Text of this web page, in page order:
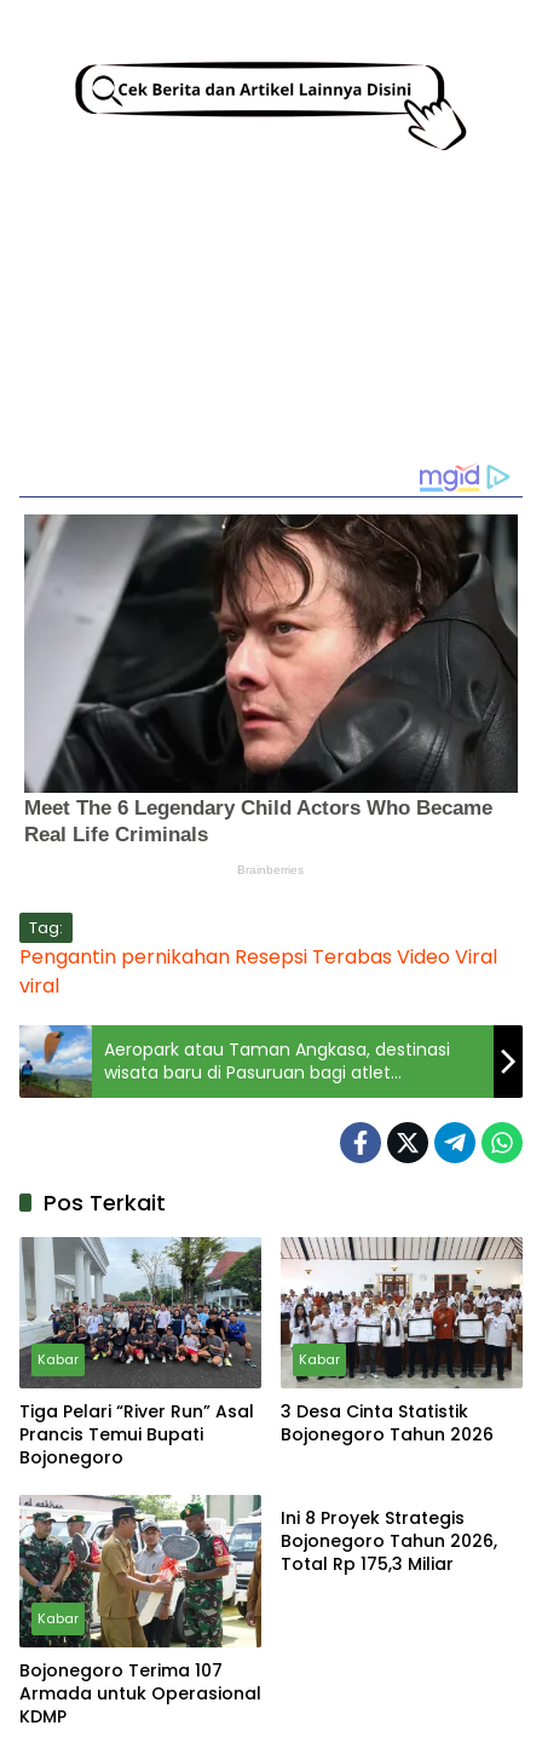
Tag:
Pengantin pernikahan Resepsi TerabasVideo Viral
viral
Aeropark atau Taman Angkasa, destinasi
wisata baru di Pasuruan bagi atlet
paralayang
Pos Terkait
Kabar
Tiga Pelari “River Run” Asal
Prancis Temui Bupati
Bojonegoro
Kabar
3 Desa Cinta Statistik
Bojonegoro Tahun 2026
Kabar
Bojonegoro Terima 107
Armada untuk Operasional
KDMP
Ini 8 Proyek Strategis
Bojonegoro Tahun 2026,
Total Rp 175,3 Miliar
Kabar